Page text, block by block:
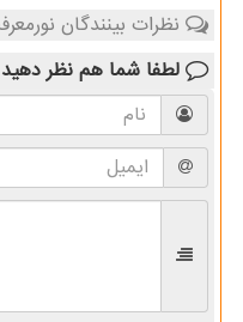
نظرات بینندگان
لطفا شما هم نظر دهید